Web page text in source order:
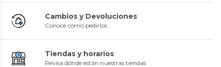
Cambios y Devoluciones
Conoce cómo pedirlos
Tiendas y horarios
Revisa dónde están nuestras tiendas